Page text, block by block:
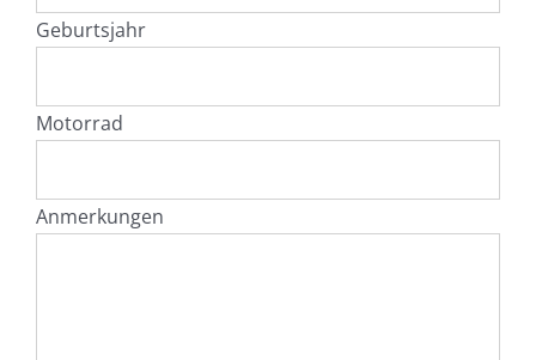
Geburtsjahr
Motorrad
Anmerkungen